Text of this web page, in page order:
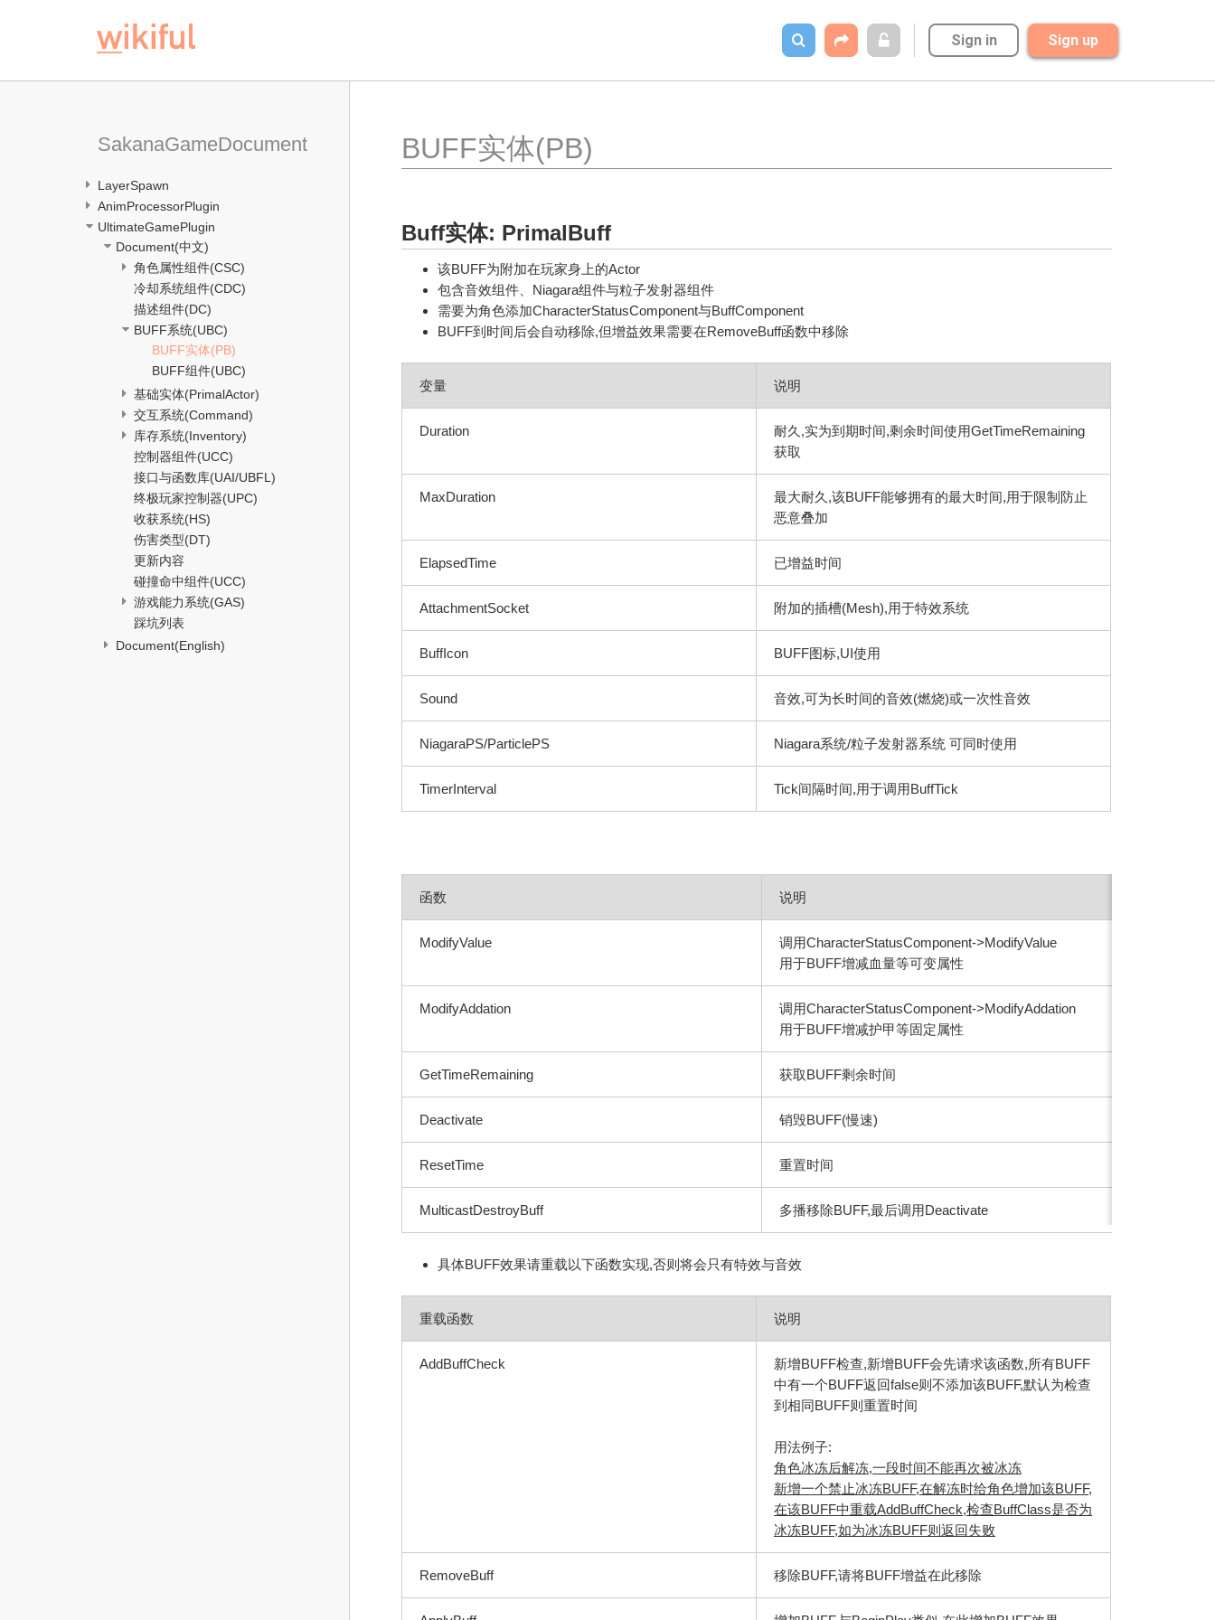
Sign in Sign up
SakanaGameDocument
LayerSpawn
AnimProcessorPlugin
UltimateGamePlugin
Document(中文)
角色属性组件(CSC)
冷却系统组件(CDC)
描述组件(DC)
BUFF系统(UBC)
BUFF实体(PB)
BUFF组件(UBC)
基础实体(PrimalActor)
交互系统(Command)
库存系统(Inventory)
控制器组件(UCC)
接口与函数库(UAI/UBFL)
终极玩家控制器(UPC)
收获系统(HS)
伤害类型(DT)
更新内容
碰撞命中组件(UCC)
游戏能力系统(GAS)
踩坑列表
Document(English)
BUFF实体(PB)
Buff实体: PrimalBuff
该BUFF为附加在玩家身上的Actor
包含音效组件、Niagara组件与粒子发射器组件
需要为角色添加CharacterStatusComponent与BuffComponent
BUFF到时间后会自动移除,但增益效果需要在RemoveBuff函数中移除
说明
Duration
耐久,实为到期时间,剩余时间使用GetTimeRemaining
获取
MaxDuration
最大耐久,该BUFF能够拥有的最大时间,用于限制防止
恶意叠加
ElapsedTime 已增益时间
AttachmentSocket 附加的插槽(Mesh),用于特效系统
BuffIcon BUFF图标,UI使用
Sound 音效,可为长时间的音效(燃烧)或一次性音效
NiagaraPS/ParticlePS Niagara系统/粒子发射器系统 可同时使用
TimerInterval Tick间隔时间,用于调用BuffTick
说明
ModifyValue
调用CharacterStatusComponent->ModifyValue
用于BUFF增减血量等可变属性
ModifyAddation
调用CharacterStatusComponent->ModifyAddation
用于BUFF增减护甲等固定属性
GetTimeRemaining 获取BUFF剩余时间
Deactivate 销毁BUFF(慢速)
ResetTime 重置时间
MulticastDestroyBuff 多播移除BUFF,最后调用Deactivate
具体BUFF效果请重载以下函数实现,否则将会只有特效与音效
重载函数 说明
AddBuffCheck
新增BUFF检查,新增BUFF会先请求该函数,所有BUFF
中有一个BUFF返回false则不添加该BUFF,默认为检查
到相同BUFF则重置时间
用法例子:
角色冰冻后解冻,一段时间不能再次被冰冻
新增一个禁止冰冻BUFF,在解冻时给角色增加该BUFF,
在该BUFF中重载AddBuffCheck,检查BuffClass是否为
冰冻BUFF,如为冰冻BUFF则返回失败
RemoveBuff 移除BUFF,请将BUFF增益在此移除